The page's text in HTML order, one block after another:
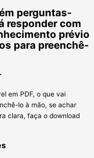
perguntas-
responder com
prévio
para preenchê-
em PDF, o que vai
lo à mão, se achar
clara, faça o download